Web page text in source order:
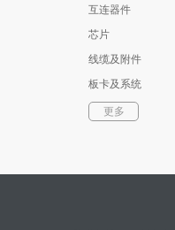
互连器件
芯片
线缆及附件
板卡及系统
软件更多